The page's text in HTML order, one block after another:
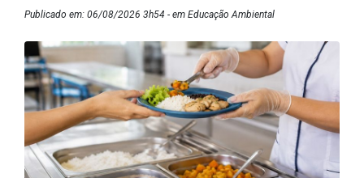
Publicado em: 06/08/2026 3h54 - em Educação Ambiental